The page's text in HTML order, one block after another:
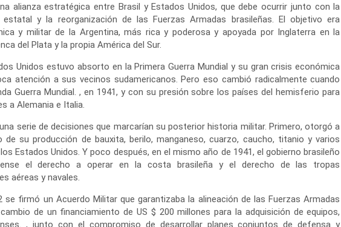
alianza estratégica entre Brasil y Estados Unidos, que debe ocurrir junto con la
y la reorganización de las Fuerzas Armadas brasileñas. El objetivo era
y militar de la Argentina, más rica y poderosa y apoyada por Inglaterra en la
del Plata y la propia América del Sur.
Unidos estuvo absorto en la Primera Guerra Mundial y su gran crisis económica
atención a sus vecinos sudamericanos. Pero eso cambió radicalmente cuando
Guerra Mundial. , en 1941, y con su presión sobre los países del hemisferio para
a Alemania e Italia.
serie de decisiones que marcarían su posterior historia militar. Primero, otorgó a
su producción de bauxita, berilo, manganeso, cuarzo, caucho, titanio y varios
Estados Unidos. Y poco después, en el mismo año de 1941, el gobierno brasileño
el derecho a operar en la costa brasileña y el derecho de las tropas
aéreas y navales.
se firmó un Acuerdo Militar que garantizaba la alineación de las Fuerzas Armadas
de un financiamiento de US $ 200 millones para la adquisición de equipos,
, junto con el compromiso de desarrollar planes conjuntos de defensa y